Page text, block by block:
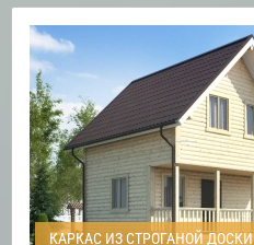
КАРКАС ИЗ СТРОГАНОЙ ДОСКИ